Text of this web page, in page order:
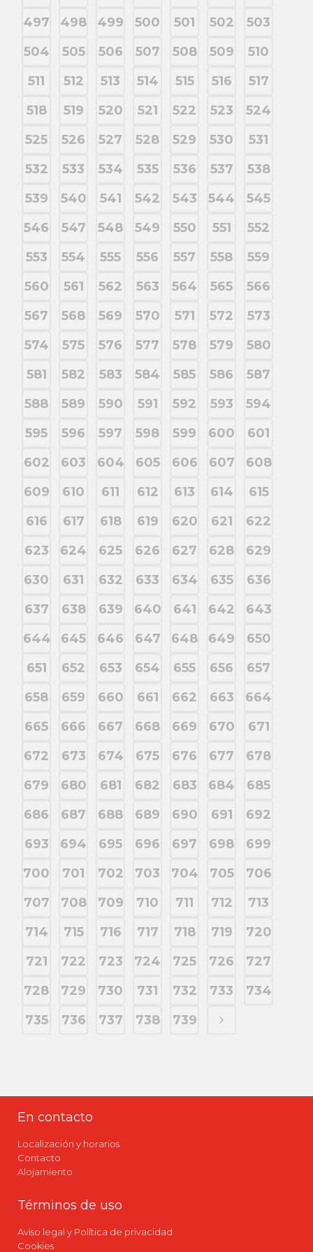
497
498 499 500 501 502
503
504
505 506 507 508 509
510
511
512 513 514 515 516
517
518
519 520 521 522 523
524
525
526 527 528 529 530
531
532
533 534 535 536 537
538
539
540 541 542 543 544
545
546
547 548 549 550 551
552
553
554 555 556 557 558
559
560
561 562 563 564 565
566
567
568 569 570 571 572
573
574
575 576 577 578 579
580
581
582 583 584 585 586
587
588
589 590 591 592 593
594
595
596 597 598 599 600
601
602
603 604 605 606 607
608
609
610 611 612 613 614
615
616
617 618 619 620 621
622
623
624 625 626 627 628
629
630
631 632 633 634 635
636
637
638 639 640 641 642
643
644
645 646 647 648 649
650
651
652 653 654 655 656
657
658
659 660 661 662 663
664
665
666 667 668 669 670
671
672
673 674 675 676 677
678
679
680 681 682 683 684
685
686
687 688 689 690 691
692
693
694 695 696 697 698
699
700
701 702 703 704 705
706
707
708 709 710 711 712
713
714
715 716 717 718 719
720
721
722 723 724 725 726
727
728
729 730 731 732 733
734
735
736 737 738 739
En contacto
Localización y horarios
Contacto
Alojamiento
Términos de uso
Aviso legal y Política de privacidad
Cookies